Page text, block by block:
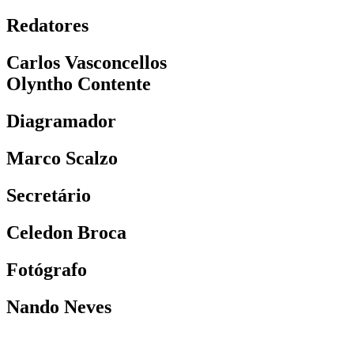
Redatores
Carlos Vasconcellos
Olyntho Contente
Diagramador
Marco Scalzo
Secretário
Celedon Broca
Fotógrafo
Nando Neves